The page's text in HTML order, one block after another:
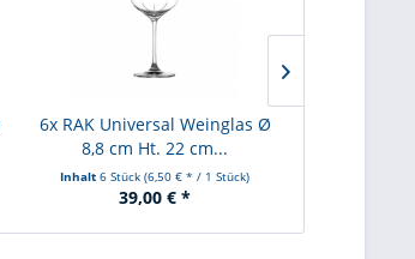
6x RAK Universal Weinglas Ø
8,8 cm Ht. 22 cm...
Inhalt6 Stück(6,50 € * / 1 Stück)
39,00 € *